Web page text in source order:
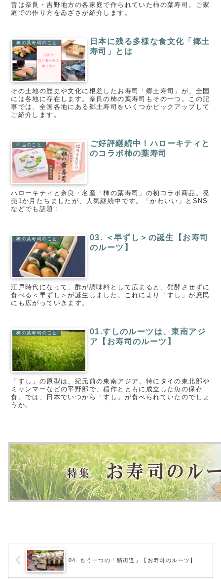
昔は奈良・吉野地方の各家庭で作られていた柿の葉寿司。ご家
庭での作り方をゐざさが紹介します。
柿の葉寿司のこと
日本に残る多様な食文化「郷土
寿司」とは
その土地の歴史や文化に根差したお寿司「郷土寿司」が、全国
には各地に存在します。奈良の柿の葉寿司もその一つ。この記
事では、全国各地にある郷土寿司をいくつかピックアップして
ご紹介します。
商品のこと
ご好評継続中！ハローキティと
のコラボ柿の葉寿司
ハローキティと奈良・名産「柿の葉寿司」の初コラボ商品。発
売1か月たちましたが、人気継続中です。「かわいい」とSNS
などでも話題！
柿の葉寿司のこと
03. ＜早ずし＞の誕生【お寿司
のルーツ】
江戸時代になって、酢が調味料として広まると、発酵させずに
食べる＜早ずし＞が誕生しました。これにより「すし」が庶民
にも広がっていきます。
柿の葉寿司のこと
01.すしのルーツは、東南アジ
ア【お寿司のルーツ】
「すし」の原型は、紀元前の東南アジア、特にタイの東北部や
ミャンマーなどの平野部で、稲作とともに成立した魚の保存
食。では、日本でいつから「すし」が食べられていたのでしょ
うか。
04. もう一つの「鯖街道」【お寿司のルーツ】